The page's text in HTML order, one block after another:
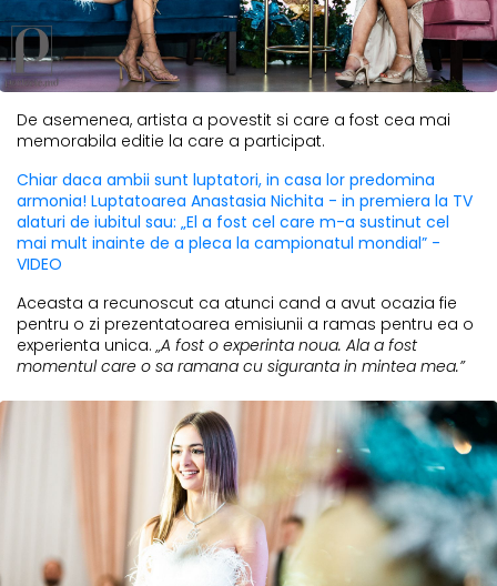
De asemenea, artista a povestit si care a fost cea mai
memorabila editie la care a participat.
Chiar daca ambii sunt luptatori, in casa lor predomina
armonia! Luptatoarea Anastasia Nichita - in premiera la TV
alaturi de iubitul sau: „El a fost cel care m-a sustinut cel
mai mult inainte de a pleca la campionatul mondial” -
VIDEO
Aceasta a recunoscut ca atunci cand a avut ocazia fie
pentru o zi prezentatoarea emisiunii a ramas pentru ea o
experienta unica. „A fost o experinta noua. Ala a fost
momentul care o sa ramana cu siguranta in mintea mea.”